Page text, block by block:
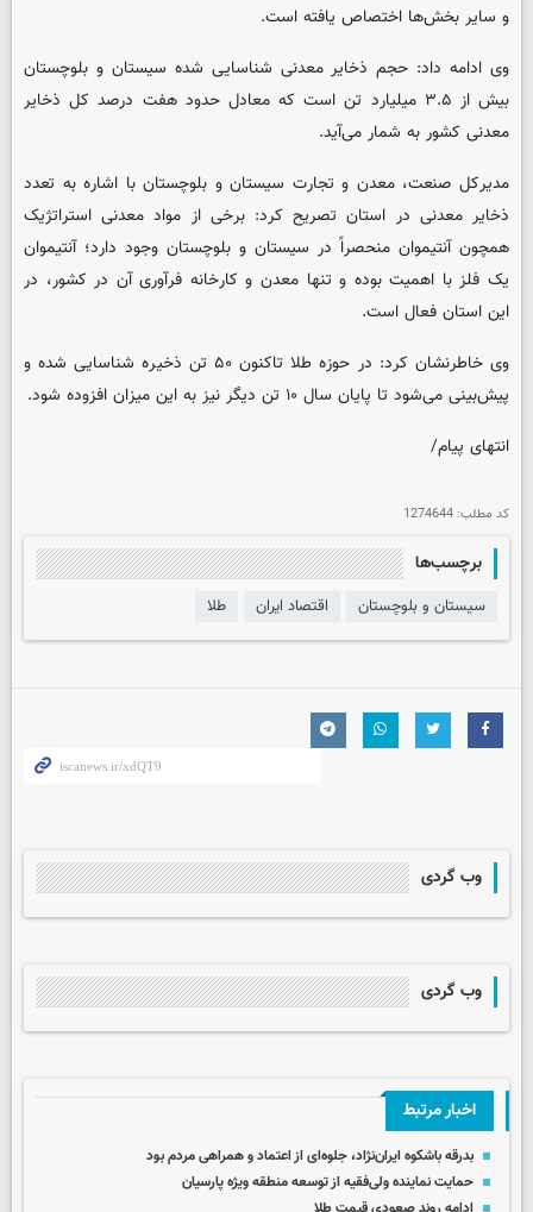
و سایر بخش‌ها اختصاص یافته است.
وی ادامه داد: حجم ذخایر معدنی شناسایی شده سیستان و بلوچستان
بیش از ۳.۵ میلیارد تن است که معادل حدود هفت درصد کل ذخایر
معدنی کشور به شمار می‌آید.
مدیرکل صنعت، معدن و تجارت سیستان و بلوچستان با اشاره به تعدد
ذخایر معدنی در استان تصریح کرد: برخی از مواد معدنی استراتژیک
همچون آنتیموان منحصراً در سیستان و بلوچستان وجود دارد؛ آنتیموان
یک فلز با اهمیت بوده و تنها معدن و کارخانه فرآوری آن در کشور، در
این استان فعال است.
وی خاطرنشان کرد: در حوزه طلا تاکنون ۵۰ تن ذخیره شناسایی شده و
پیش‌بینی می‌شود تا پایان سال ۱۰ تن دیگر نیز به این میزان افزوده شود.
انتهای پیام/
کد مطلب: 1274644
برچسب‌ها
سیستان و بلوچستان اقتصاد ایران طلا
وب گردی
وب گردی
اخبار مرتبط
بدرقه باشکوه ایران‌نژاد، جلوه‌ای از اعتماد و همراهی مردم بود
حمایت نماینده ولی‌فقیه از توسعه منطقه ویژه پارسیان